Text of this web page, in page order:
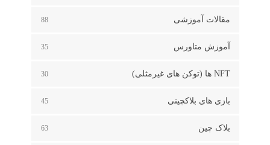
مقالات آموزشی 88
آموزش متاورس 35
NFT ها (توکن های غیرمثلی) 30
بازی های بلاکچینی 45
بلاک چین 63